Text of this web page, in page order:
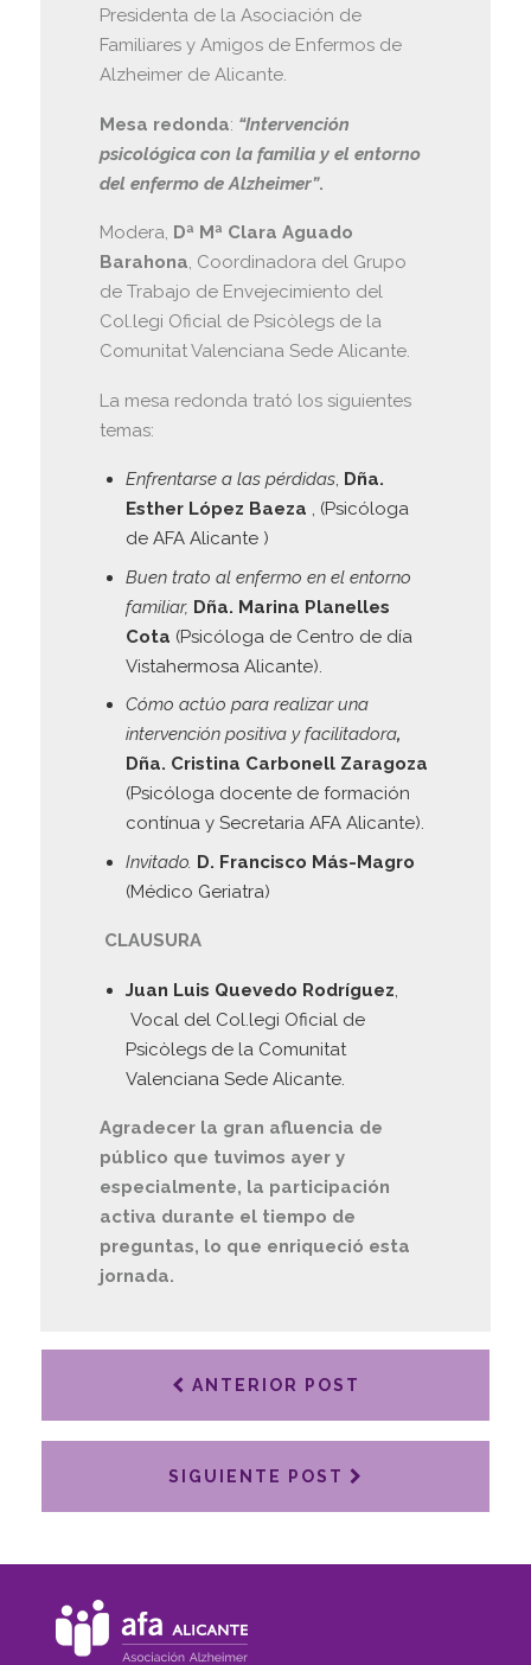
Presidenta de la Asociación de
Familiares y Amigos de Enfermos de
Alzheimer de Alicante.
Mesa redonda: “Intervención
psicológica con la familia y el entorno
del enfermo de Alzheimer”.
Modera, Dª Mª Clara Aguado
Barahona, Coordinadora del Grupo
de Trabajo de Envejecimiento del
Col.legi Oficial de Psicòlegs de la
Comunitat Valenciana Sede Alicante.
La mesa redonda trató los siguientes
temas:
Enfrentarse a las pérdidas, Dña.
Esther López Baeza , (Psicóloga
de AFA Alicante )
Buen trato al enfermo en el entorno
familiar, Dña. Marina Planelles
Cota (Psicóloga de Centro de día
Vistahermosa Alicante).
Cómo actúo para realizar una
intervención positiva y facilitadora,
Dña. Cristina Carbonell Zaragoza
(Psicóloga docente de formación
contínua y Secretaria AFA Alicante).
Invitado. D. Francisco Más-Magro
(Médico Geriatra)
CLAUSURA
Juan Luis Quevedo Rodríguez
Vocal del Col.legi Oficial de
Psicòlegs de la Comunitat
Valenciana Sede Alicante.
Agradecer la gran afluencia de
público que tuvimos ayer y
especialmente, la participación
activa durante el tiempo de
preguntas, lo que enriqueció esta
jornada.
ANTERIOR POST
SIGUIENTE POST